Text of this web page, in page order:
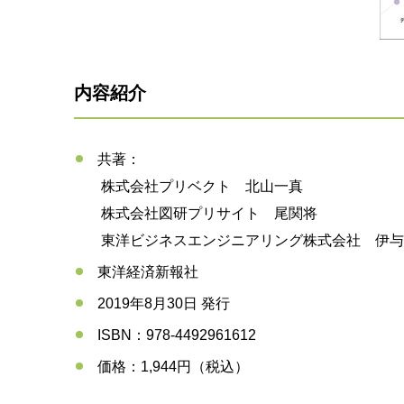
内容紹介
共著：
株式会社プリベクト 北山一真
株式会社図研プリサイト 尾関将
東洋ビジネスエンジニアリング株式会社 伊
東洋経済新報社
2019年8月30日 発行
ISBN：978-4492961612
価格：1,944円（税込）